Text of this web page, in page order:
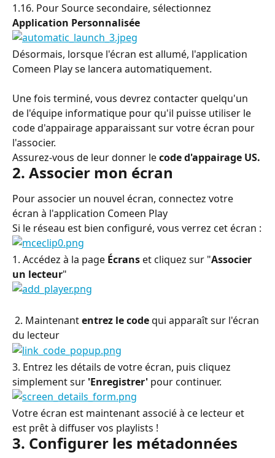
1.16. Pour Source secondaire, sélectionnez
Application Personnalisée
Désormais, lorsque l'écran est allumé, l'application
Comeen Play se lancera automatiquement.
Une fois terminé, vous devrez contacter quelqu'un
de l'équipe informatique pour qu'il puisse utiliser le
code d'appairage apparaissant sur votre écran pour
l'associer.
Assurez-vous de leur donner le code d'appairage US.
2. Associer mon écran
Pour associer un nouvel écran, connectez votre
écran à l'application Comeen Play
Si le réseau est bien configuré, vous verrez cet écran :
1. Accédez à la page Écrans et cliquez sur "Associer
un lecteur"
2. Maintenant entrez le code qui apparaît sur l'écran
du lecteur
3. Entrez les détails de votre écran, puis cliquez
simplement sur 'Enregistrer' pour continuer.
Votre écran est maintenant associé à ce lecteur et
est prêt à diffuser vos playlists !
3. Configurer les métadonnées